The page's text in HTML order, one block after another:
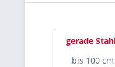
gerade
bis 100